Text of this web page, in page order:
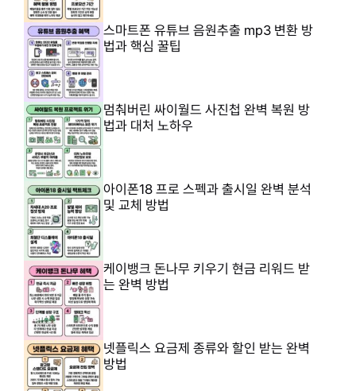
스마트폰 유튜브 음원추출 mp3 변환 방
법과 핵심 꿀팁
멈춰버린 싸이월드 사진첩 완벽 복원 방
법과 대처 노하우
아이폰18 프로 스펙과 출시일 완벽 분석
및 교체 방법
케이뱅크 돈나무 키우기 현금 리워드 받
는 완벽 방법
넷플릭스 요금제 종류와 할인 받는 완벽
방법